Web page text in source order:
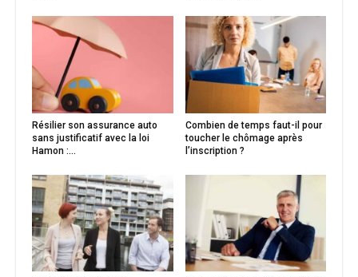
Résilier son assurance auto
sans justificatif avec la loi
Hamon :...
Combien de temps faut-il pour
toucher le chômage après
l’inscription ?